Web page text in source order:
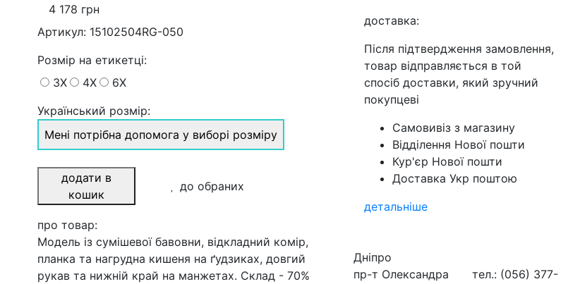
4 178 грн
Артикул: 15102504RG-050
Розмiр на етикетці:
3X
4X
6X
Український розмір:
Мені потрібна допомога у виборі розміру
додати в
кошик
до обраних
про товар:
Модель із сумішевої бавовни, відкладний комір,
планка та нагрудна кишеня на ґудзиках, довгий
рукав та нижній край на манжетах. Склад - 70%
доставка:
Після підтвердження замовлення,
товар відправляється в той
спосіб доставки, який зручний
покупцеві
Самовивіз з магазину
Відділення Нової пошти
Кур'єр Нової пошти
Доставка Укр поштою
детальніше
Дніпро
пр-т Олександра
тел.: (056) 377-